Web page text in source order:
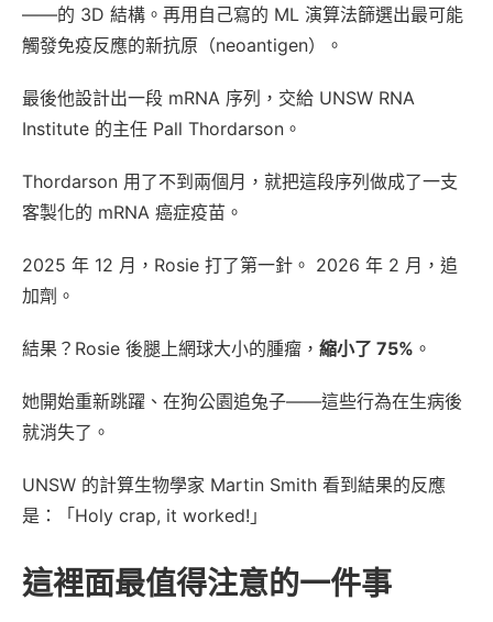
——的 3D 結構。再用自己寫的 ML 演算法篩選出最可能
觸發免疫反應的新抗原（neoantigen）。
最後他設計出一段 mRNA 序列，交給 UNSW RNA
Institute 的主任 Pall Thordarson。
Thordarson 用了不到兩個月，就把這段序列做成了一支
客製化的 mRNA 癌症疫苗。
2025 年 12 月，Rosie 打了第一針。 2026 年 2 月，追
加劑。
結果？Rosie 後腿上網球大小的腫瘤， 縮小了 75% 。
她開始重新跳躍、在狗公園追兔子——這些行為在生病後
就消失了。
UNSW 的計算生物學家 Martin Smith 看到結果的反應
是：「Holy crap, it worked!」
這裡面最值得注意的一件事